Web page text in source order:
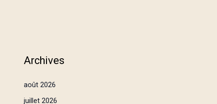
Archives
août 2026
juillet 2026